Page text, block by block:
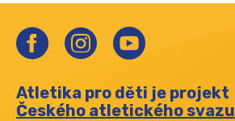
Atletika pro děti je projekt
Českého atletického svazu